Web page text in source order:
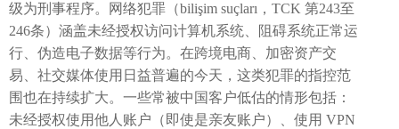
级为刑事程序。网络犯罪（bilişim suçları，TCK 第243至
246条）涵盖未经授权访问计算机系统、阻碍系统正常运
行、伪造电子数据等行为。在跨境电商、加密资产交
易、社交媒体使用日益普遍的今天，这类犯罪的指控范
围也在持续扩大。一些常被中国客户低估的情形包括：
未经授权使用他人账户（即使是亲友账户）、使用 VPN